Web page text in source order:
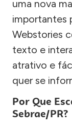
uma nova
importantes
Webstories
texto e
atrativo e
quer se
Por Que
Sebrae/PR?